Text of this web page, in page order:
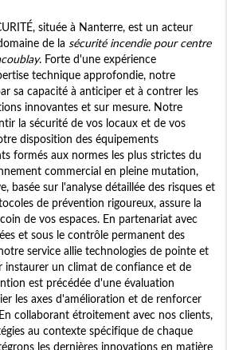
située à Nanterre, est un acteur
de la sécurité incendie pour centre
. Forte d'une expérience
technique approfondie, notre
sa capacité à anticiper et à contrer les
innovantes et sur mesure. Notre
la sécurité de vos locaux et de vos
disposition des équipements
formés aux normes les plus strictes du
commercial en pleine mutation,
basée sur l'analyse détaillée des risques et
de prévention rigoureux, assure la
de vos espaces. En partenariat avec
et sous le contrôle permanent des
service allie technologies de pointe et
instaurer un climat de confiance et de
est précédée d'une évaluation
les axes d'amélioration et de renforcer
collaborant étroitement avec nos clients,
au contexte spécifique de chaque
les dernières innovations en matière